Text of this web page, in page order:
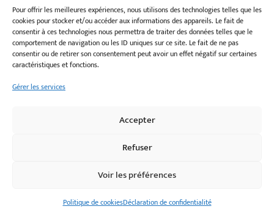
Pour offrir les meilleures expériences, nous utilisons des technologies telles que les
cookies pour stocker et/ou accéder aux informations des appareils. Le fait de
consentir à ces technologies nous permettra de traiter des données telles que le
comportement de navigation ou les ID uniques sur ce site. Le fait de ne pas
consentir ou de retirer son consentement peut avoir un effet négatif sur certaines
caractéristiques et fonctions.
Gérer les services
Accepter
Refuser
Voir les préférences
Politique de cookiesDéclaration de confidentialité
50 rue Jean Baudry 29730 Guilvinec
02 98 58 11 38
Mentions légales
e-Ness, création de site internet et